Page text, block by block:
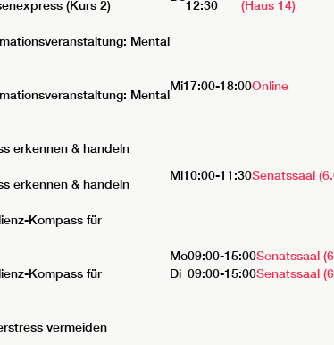
(Kurs 2)
12:30
(Haus 14)
Mental
Mental
Mi17:00-18:00Online
erkennen & handeln
erkennen & handeln
Mi10:00-11:30Senatssaal
Kompass für
Kompass für
Mo09:00-15:00Senatssaal
Di 09:00-15:00Senatssaal
vermeiden